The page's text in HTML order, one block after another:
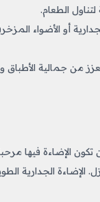
الطعام.
أو الأضواء
من جمالية
الإضاءة فيها
الجدارية